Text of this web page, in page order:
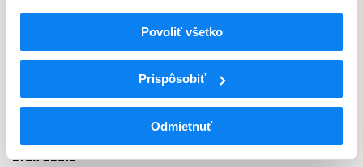
Povoliť všetko
Prispôsobiť
Odmietnuť
V03A
Všetky ostatné liečivá
Podrobnosti o lieku
Exspirácia
Druh obalu